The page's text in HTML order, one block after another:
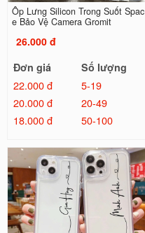
Ốp Lưng Silicon Trong Suốt Spac
e Bảo Vệ Camera Gromit
26.000 đ
Đơn giá
Số lượng
22.000 đ
5-19
20.000 đ
20-49
18.000 đ
50-100